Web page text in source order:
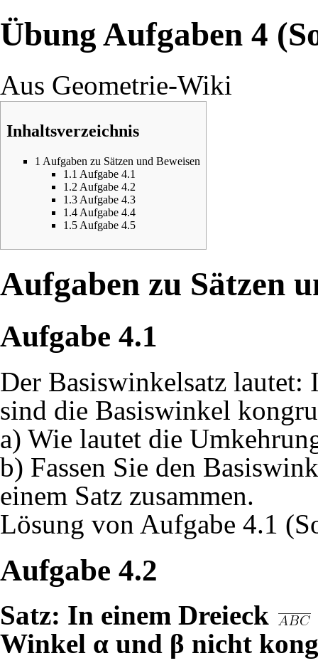
Übung Aufgaben 4
Aus Geometrie-Wiki
Inhaltsverzeichnis
1 Aufgaben zu Sätzen und Beweisen
1.1 Aufgabe 4.1
1.2 Aufgabe 4.2
1.3 Aufgabe 4.3
1.4 Aufgabe 4.4
1.5 Aufgabe 4.5
Aufgaben zu Sätzen
Aufgabe 4.1
Der Basiswinkelsatz
sind die Basiswinkel
a) Wie lautet die
b) Fassen Sie den
einem Satz zusammen.
Lösung von Aufgabe 4.1
Aufgabe 4.2
Satz: In einem Dreieck
Winkel α und β nicht